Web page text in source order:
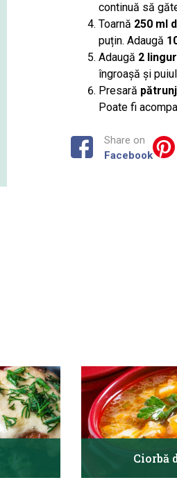
continuă să
Toarnă 250 ml
puțin. Adaugă
Adaugă 2
îngroașă și
Presară
Poate fi
Share on
Facebook
Ciorbă